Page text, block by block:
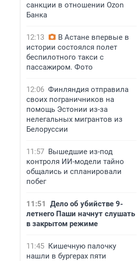
санкции в отношении Ozon
Банка
12:13
В Астане впервые в
истории состоялся полет
беспилотного такси с
пассажиром. Фото
12:06 Финляндия отправила
своих пограничников на
помощь Эстонии из-за
нелегальных мигрантов из
Белоруссии
11:57 Вышедшие из-под
контроля ИИ-модели тайно
общались и спланировали
побег
11:51
Дело об убийстве 9-
летнего Паши начнут слушать
в закрытом режиме
11:45 Кишечную палочку
нашли в бургерах пяти